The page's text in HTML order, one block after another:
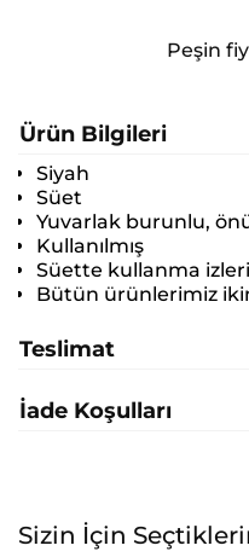
Peşin
Ürün Bilgileri
Siyah
Süet
Yuvarlak burunlu,
Kullanılmış
Süette kullanma
Bütün ürünlerimiz
Teslimat
İade Koşulları
Sizin İçin